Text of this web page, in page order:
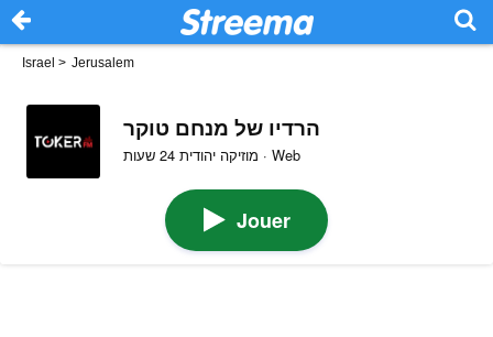
Israel > Jerusalem
הרדיו של מנחם טוקר
מוזיקה יהודית 24 שעות · Web
Jouer